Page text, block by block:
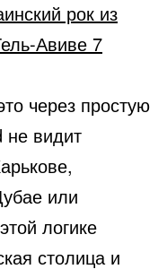
рок из
Авиве 7
через простую
не видит
или
логике
столица и